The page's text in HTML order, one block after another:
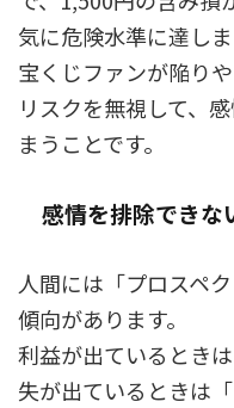
気に危険水準に達しま
宝くじファンが陥り
リスクを無視して、
まうことです。
感情を排除できな
人間には「プロスペ
傾向があります。
利益が出ているとき
失が出ているときは